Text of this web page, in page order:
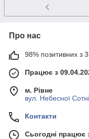
Про нас
98% позитивних з
Працює з
м. Рівне
вул. Небесної
Контакти
Сьогодні працює